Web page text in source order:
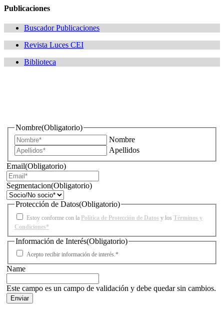
Publicaciones
Buscador Publicaciones
Revista Luces CEI
Biblioteca
Nombre(Obligatorio)
Nombre
Apellidos
Email(Obligatorio)
Segmentacion(Obligatorio)
Protección de Datos(Obligatorio)
Estoy conforme con la Política de Protección de Datos y los Términos y
Condiciones*
Información de Interés(Obligatorio)
Acepto recibir información de interés.*
Name
Este campo es un campo de validación y debe quedar sin cambios.